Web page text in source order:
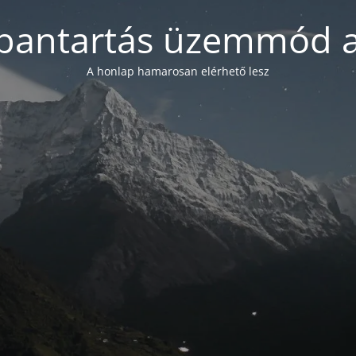
üzemmód
A honlap hamarosan elérhető lesz